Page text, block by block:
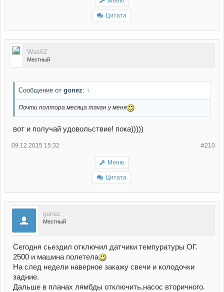
Цитата
Was62
Местный
Сообщение от gonez: ↑
Почти полтора месяца тачан у меня
вот и получай удовольствие! пока)))))
#210
09.12.2015 15:32
Меню
Цитата
gonez
Местный
Сегодня сьездил отключил датчики темпуратуры ОГ.
2500 и машина полетела
На след недели наверное закажу свечи и колодочки
задние.
Дальше в планах лямбды отключить,насос вторичного.